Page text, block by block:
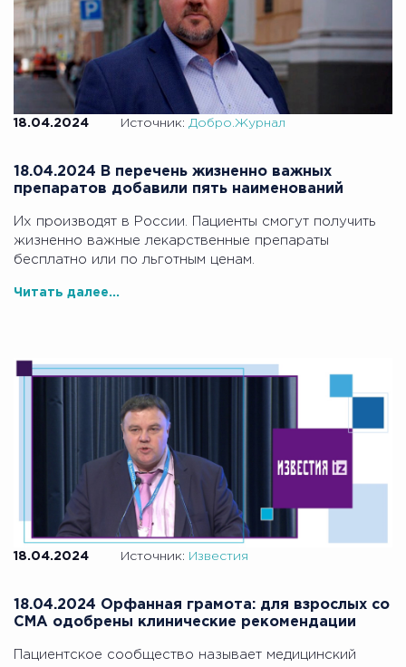
18.04.2024 Источник: Добро.Журнал
18.04.2024 В перечень жизненно важных
препаратов добавили пять наименований
Их производят в России. Пациенты смогут получить
жизненно важные лекарственные препараты
бесплатно или по льготным ценам.
Читать далее...
18.04.2024 Источник: Известия
18.04.2024 Орфанная грамота: для взрослых со
СМА одобрены клинические рекомендации
Пациентское сообщество называет медицинский